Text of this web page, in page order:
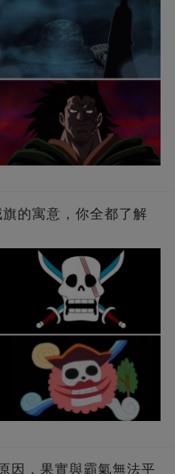
的寓意，你全都了解
因，果實與霸氣無法平